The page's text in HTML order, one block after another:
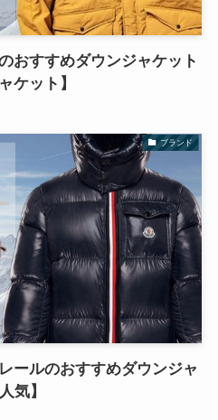
おすすめダウンジャケット
ケット】
ブランド
ールのおすすめダウンジャ
気】